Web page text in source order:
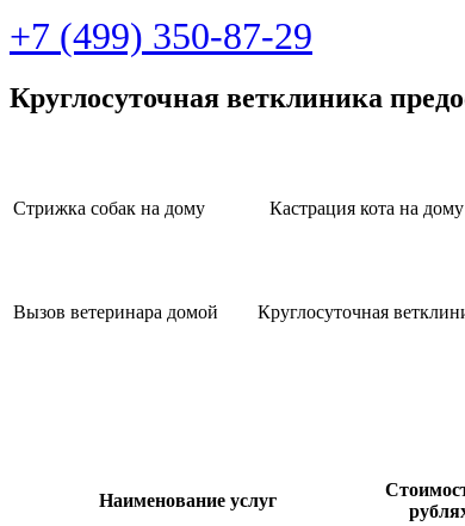
+7 (499) 350-87-29
Круглосуточная ветклиника
Стрижка собак на дому Кастрация кота на дому
Вызов ветеринара домой Круглосуточная
Наименование услуг